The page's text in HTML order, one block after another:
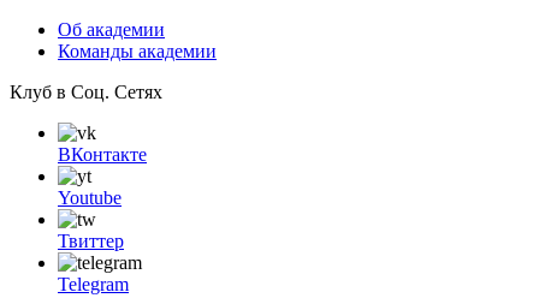
Об академии
Команды академии
Клуб в Соц. Сетях
ВКонтакте
Youtube
Твиттер
Telegram